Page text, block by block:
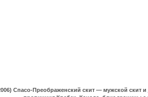
Спасо-Преображенский скит — мужской